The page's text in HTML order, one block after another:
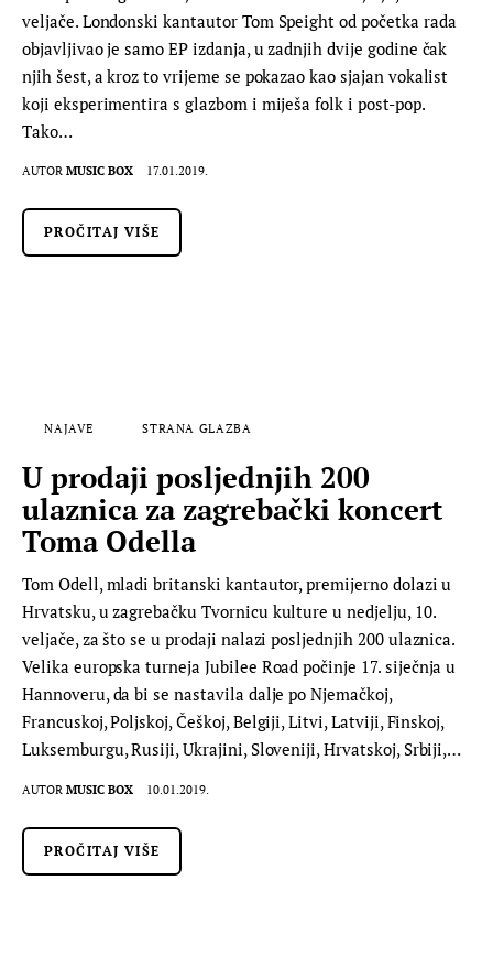
veljače. Londonski kantautor Tom Speight od početka rada
objavljivao je samo EP izdanja, u zadnjih dvije godine čak
njih šest, a kroz to vrijeme se pokazao kao sjajan vokalist
koji eksperimentira s glazbom i miješa folk i post-pop.
Tako…
AUTOR MUSIC BOX 17.01.2019.
PROČITAJ VIŠE
NAJAVE STRANA GLAZBA
U prodaji posljednjih 200
ulaznica za zagrebački koncert
Toma Odella
Tom Odell, mladi britanski kantautor, premijerno dolazi u
Hrvatsku, u zagrebačku Tvornicu kulture u nedjelju, 10.
veljače, za što se u prodaji nalazi posljednjih 200 ulaznica.
Velika europska turneja Jubilee Road počinje 17. siječnja u
Hannoveru, da bi se nastavila dalje po Njemačkoj,
Francuskoj, Poljskoj, Češkoj, Belgiji, Litvi, Latviji, Finskoj,
Luksemburgu, Rusiji, Ukrajini, Sloveniji, Hrvatskoj, Srbiji,…
AUTOR MUSIC BOX 10.01.2019.
PROČITAJ VIŠE